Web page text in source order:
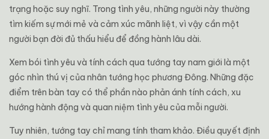
trạng hoặc suy nghĩ. Trong tình yêu, những người này thường
tìm kiếm sự mới mẻ và cảm xúc mãnh liệt, vì vậy cần một
người bạn đời đủ thấu hiểu để đồng hành lâu dài.
Xem bói tình yêu và tính cách qua tướng tay nam giới là một
góc nhìn thú vị của nhân tướng học phương Đông. Những đặc
điểm trên bàn tay có thể phần nào phản ánh tính cách, xu
hướng hành động và quan niệm tình yêu của mỗi người.
Tuy nhiên, tướng tay chỉ mang tính tham khảo. Điều quyết định